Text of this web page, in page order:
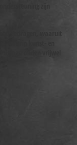
zijn
gedragen, waaruit
waarin kunst- en